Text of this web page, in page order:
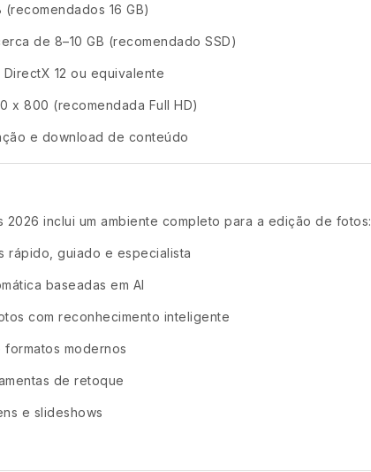
(recomendados 16 GB)
de 8–10 GB (recomendado SSD)
12 ou equivalente
x 800 (recomendada Full HD)
e download de conteúdo
2026 inclui um ambiente completo para a edição de fotos:
rápido, guiado e especialista
baseadas em AI
com reconhecimento inteligente
formatos modernos
de retoque
e slideshows